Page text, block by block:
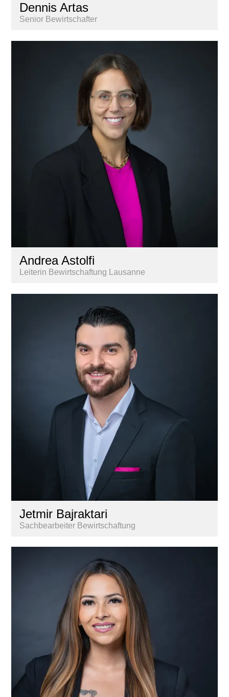
Dennis Artas
Senior Bewirtschafter
Andrea Astolfi
Leiterin Bewirtschaftung Lausanne
Jetmir Bajraktari
Sachbearbeiter Bewirtschaftung